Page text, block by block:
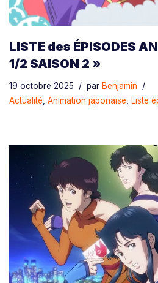
LISTE des ÉPISODES
1/2 SAISON 2 »
19 octobre 2025 par Benjamin
Actualité Animation japonaise Liste